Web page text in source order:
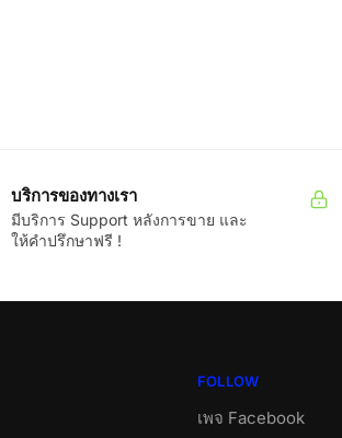
บริการของทางเรา
มีบริการ Support หลังการขาย และ
ให้คำปรึกษาฟรี !
FOLLOW
เพจ Facebook